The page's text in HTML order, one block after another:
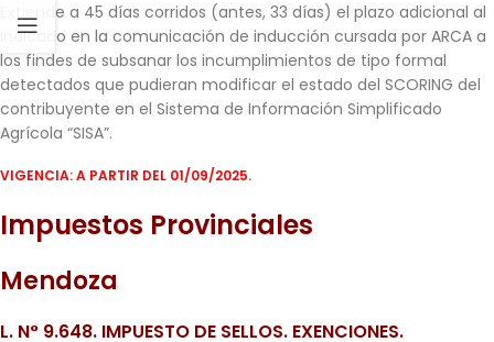
Extiende a 45 días corridos (antes, 33 días) el plazo adicional al
indicado en la comunicación de inducción cursada por ARCA a
los findes de subsanar los incumplimientos de tipo formal
detectados que pudieran modificar el estado del SCORING del
contribuyente en el Sistema de Información Simplificado
Agrícola “SISA”.
VIGENCIA: A PARTIR DEL 01/09/2025.
Impuestos Provinciales
Mendoza
L. N° 9.648. IMPUESTO DE SELLOS. EXENCIONES.